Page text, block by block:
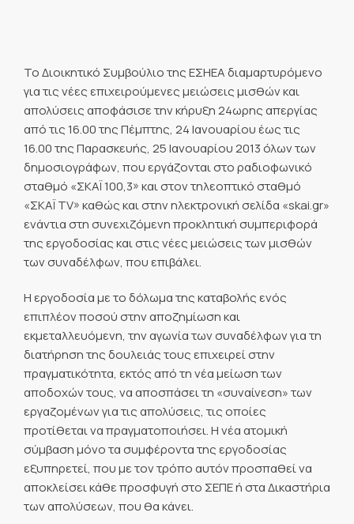
Το Διοικητικό Συμβούλιο της ΕΣΗΕΑ διαμαρτυρόμενο
για τις νέες επιχειρούμενες μειώσεις μισθών και
απολύσεις αποφάσισε την κήρυξη 24ωρης απεργίας
από τις 16.00 της Πέμπτης, 24 Ιανουαρίου έως τις
16.00 της Παρασκευής, 25 Ιανουαρίου 2013 όλων των
δημοσιογράφων, που εργάζονται στο ραδιοφωνικό
σταθμό «ΣΚΑΪ 100,3» και στον τηλεοπτικό σταθμό
«ΣΚΑΪ TV» καθώς και στην ηλεκτρονική σελίδα «skai.gr»
ενάντια στη συνεχιζόμενη προκλητική συμπεριφορά
της εργοδοσίας και στις νέες μειώσεις των μισθών
των συναδέλφων, που επιβάλει.
Η εργοδοσία με το δόλωμα της καταβολής ενός
επιπλέον ποσού στην αποζημίωση και
εκμεταλλευόμενη, την αγωνία των συναδέλφων για τη
διατήρηση της δουλειάς τους επιχειρεί στην
πραγματικότητα, εκτός από τη νέα μείωση των
αποδοχών τους, να αποσπάσει τη «συναίνεση» των
εργαζομένων για τις απολύσεις, τις οποίες
προτίθεται να πραγματοποιήσει. Η νέα ατομική
σύμβαση μόνο τα συμφέροντα της εργοδοσίας
εξυπηρετεί, που με τον τρόπο αυτόν προσπαθεί να
αποκλείσει κάθε προσφυγή στο ΣΕΠΕ ή στα Δικαστήρια
των απολύσεων, που θα κάνει.